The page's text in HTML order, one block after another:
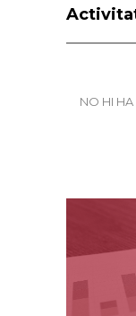
NO HI HA